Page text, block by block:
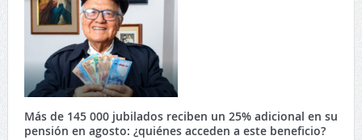
Más de 145 000 jubilados reciben un 25% adicional en su
pensión en agosto: ¿quiénes acceden a este beneficio?